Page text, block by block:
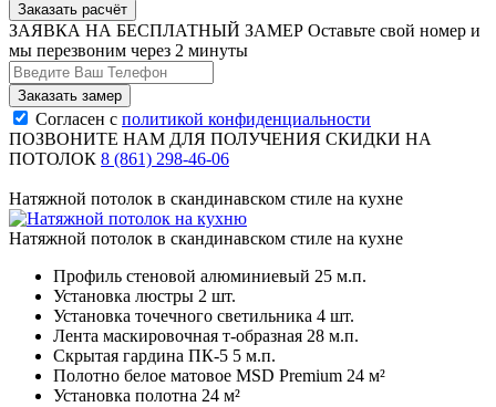
Заказать расчёт
ЗАЯВКА НА БЕСПЛАТНЫЙ ЗАМЕР Оставьте свой номер и
мы перезвоним через 2 минуты
Согласен с политикой конфиденциальности
ПОЗВОНИТЕ НАМ ДЛЯ ПОЛУЧЕНИЯ СКИДКИ НА
ПОТОЛОК 8 (861) 298-46-06
Натяжной потолок в скандинавском стиле на кухне
Натяжной потолок в скандинавском стиле на кухне
Профиль стеновой алюминиевый 25 м.п.
Установка люстры 2 шт.
Установка точечного светильника 4 шт.
Лента маскировочная т-образная 28 м.п.
Скрытая гардина ПК-5 5 м.п.
Полотно белое матовое MSD Premium 24 м²
Установка полотна 24 м²